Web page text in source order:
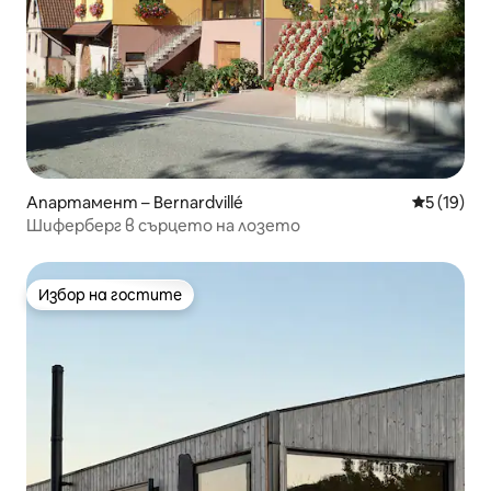
Апартамент – Bernardvillé Средна
5 (19)
Шиферберг в сърцето на лозето
Избор на гостите
Избор на гостите